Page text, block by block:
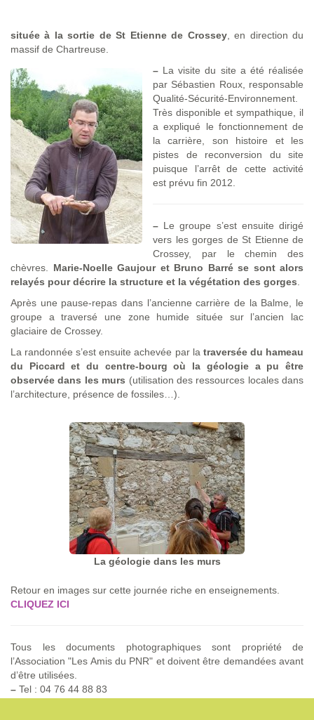
située à la sortie de St Etienne de Crossey, en direction du
massif de Chartreuse.
– La visite du site a été réalisée
par Sébastien Roux, responsable
Qualité-Sécurité-Environnement.
Très disponible et sympathique, il
a expliqué le fonctionnement de
la carrière, son histoire et les
pistes de reconversion du site
puisque l’arrêt de cette activité
est prévu fin 2012.
– Le groupe s’est ensuite dirigé
vers les gorges de St Etienne de
Crossey, par le chemin des
chèvres. Marie-Noelle Gaujour et Bruno Barré se sont alors
relayés pour décrire la structure et la végétation des gorges.
Après une pause-repas dans l’ancienne carrière de la Balme, le
groupe a traversé une zone humide située sur l’ancien lac
glaciaire de Crossey.
La randonnée s’est ensuite achevée par la traversée du hameau
du Piccard et du centre-bourg où la géologie a pu être
observée dans les murs (utilisation des ressources locales dans
l’architecture, présence de fossiles…).
La géologie dans les murs
Retour en images sur cette journée riche en enseignements.
CLIQUEZ ICI
Tous les documents photographiques sont propriété de
l’Association "Les Amis du PNR" et doivent être demandées avant
d’être utilisées.
– Tel : 04 76 44 88 83